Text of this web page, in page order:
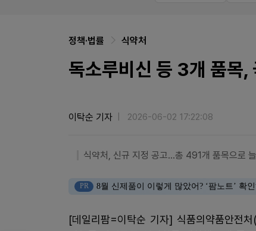
정책·법률 식약처
독소루비신 등 3개 품목,
이탁순 기자 2026-06-02 17:22:08
식약처, 신규 지정 공고…총 491개 품목으로
PR 8월 신제품이 이렇게 많았어? ‘팜노트’ 확인
[데일리팜=이탁순 기자] 식품의약품안전